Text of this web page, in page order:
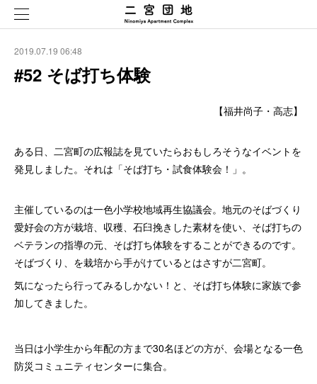
2019.07.19 06:48
#52 そば打ち体験
【福井尚子・高志】
ある日、二宮町の広報誌を見ていたらおもしろそうなイベントを
発見しました。それは「そば打ち・試食体験会！」。
主催しているのは一色小学校地域再生協議会。地元のそばづくり
愛好会の方が栽培、収穫、石臼挽きした素材を使い、そば打ちの
ベテランの指導の元、そば打ち体験をすることができるのです。
そばづくり、を栽培から手がけているとはさすが二宮町。
気になったら行ってみるしかない！と、そば打ち体験に家族で参
加してきました。
当日は小学生から年配の方まで30名ほどの方が、会場となる一色
防災コミュニティセンターに集合。